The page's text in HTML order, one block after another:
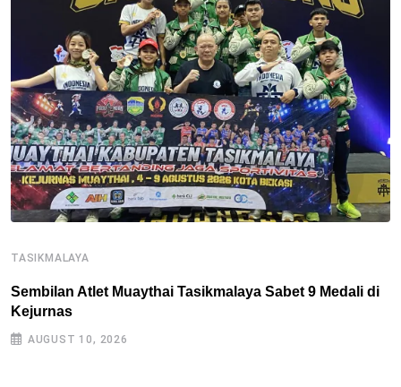
TASIKMALAYA
Sembilan Atlet Muaythai Tasikmalaya Sabet 9 Medali di
Kejurnas
AUGUST 10, 2026